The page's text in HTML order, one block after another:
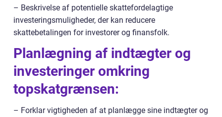
– Beskrivelse af potentielle skattefordelagtige
investeringsmuligheder, der kan reducere
skattebetalingen for investorer og finansfolk.
Planlægning af indtægter og
investeringer omkring
topskatgrænsen:
– Forklar vigtigheden af at planlægge sine indtægter og